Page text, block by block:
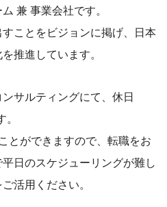
兼 事業会社です。
ことをビジョンに掲げ、日本
推進しています。
サルティングにて、休日
とができますので、転職をお
日のスケジューリングが難し
活用ください。